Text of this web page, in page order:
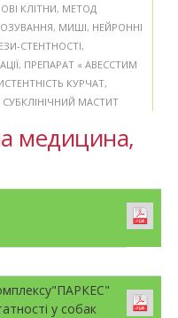
КЛІТНИ, МЕТОД
, МИШІ, НЕЙРОННІ
СТЕНТНОСТІ,
, ПРЕПАРАТ « АВЕССТИМ
КУРЧАТ,
СУБКЛІНІЧНИЙ МАСТИТ
медицина,
у собак